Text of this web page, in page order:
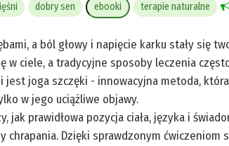
dobry sen ebooki terapie naturalne
a ból głowy i napięcie karku stały się
w ciele, a tradycyjne sposoby leczenia
jest joga szczęki - innowacyjna metoda,
w jego uciążliwe objawy.
jak prawidłowa pozycja ciała, języka i
chrapania. Dzięki sprawdzonym ćwiczeniom